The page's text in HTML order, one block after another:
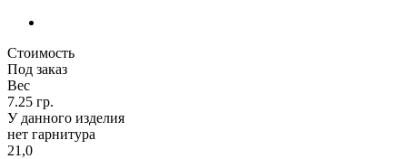
Стоимость
Под заказ
Вес
7.25 гр.
У данного изделия
нет гарнитура
21,0